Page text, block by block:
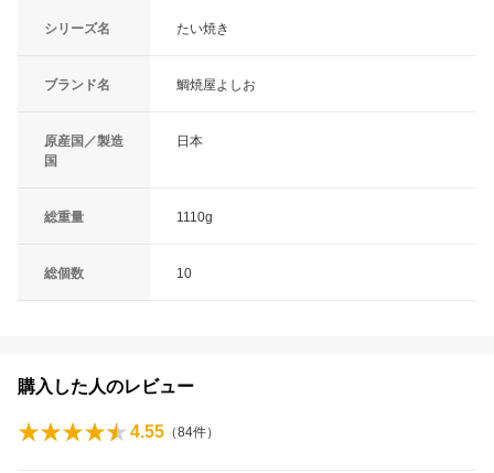
シリーズ名 たい焼き
ブランド名 鯛焼屋よしお
原産国／製造
国
日本
総重量 1110g
総個数 10
購入した人のレビュー
4.55 （84件）